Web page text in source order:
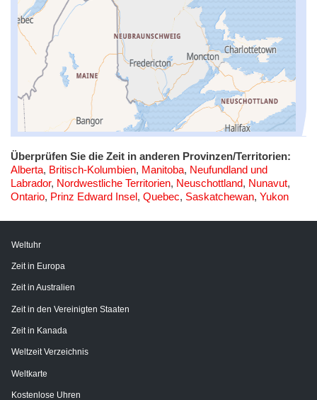
Überprüfen Sie die Zeit in anderen Provinzen/Territorien:
Alberta, Britisch-Kolumbien, Manitoba, Neufundland und
Labrador, Nordwestliche Territorien, Neuschottland, Nunavut,
Ontario, Prinz Edward Insel, Quebec, Saskatchewan, Yukon
Weltuhr
Zeit in Europa
Zeit in Australien
Zeit in den Vereinigten Staaten
Zeit in Kanada
Weltzeit Verzeichnis
Weltkarte
Kostenlose Uhren